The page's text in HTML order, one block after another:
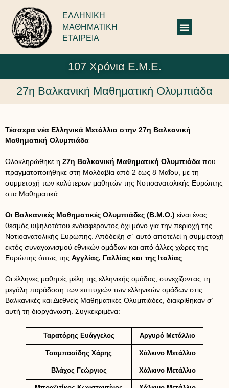
ΕΛΛΗΝΙΚΗ
ΜΑΘΗΜΑΤΙΚΗ
ΕΤΑΙΡΕΙΑ
107 Χρόνια Ε.Μ.Ε.
27η Βαλκανική Μαθηματική Ολυμπιάδα
Τέσσερα νέα Ελληνικά Μετάλλια στην 27η Βαλκανική
Μαθηματική Ολυμπιάδα
Ολοκληρώθηκε η 27η Βαλκανική Μαθηματική Ολυμπιάδα που
πραγματοποιήθηκε στη Μολδαβία από 2 έως 8 Μαΐου, με τη
συμμετοχή των καλύτερων μαθητών της Νοτιοανατολικής Ευρώπης
στα Μαθηματικά.
Οι Βαλκανικές Μαθηματικές Ολυμπιάδες (Β.Μ.Ο.) είναι ένας
θεσμός υψηλοτάτου ενδιαφέροντος όχι μόνο για την περιοχή της
Νοτιοανατολικής Ευρώπης. Απόδειξη σ΄ αυτό αποτελεί η συμμετοχή
εκτός συναγωνισμού εθνικών ομάδων και από άλλες χώρες της
Ευρώπης όπως της Αγγλίας, Γαλλίας και της Ιταλίας
Οι έλληνες μαθητές μέλη της ελληνικής ομάδας, συνεχίζοντας τη
μεγάλη παράδοση των επιτυχιών των ελληνικών ομάδων στις
Βαλκανικές και Διεθνείς Μαθηματικές Ολυμπιάδες, διακρίθηκαν σ΄
αυτή τη διοργάνωση. Συγκεκριμένα:
Ταρατόρης Ευάγγελος Αργυρό Μετάλλιο
Τσαμπασίδης Χάρης Χάλκινο Μετάλλιο
Βλάχος Γεώργιος Χάλκινο Μετάλλιο